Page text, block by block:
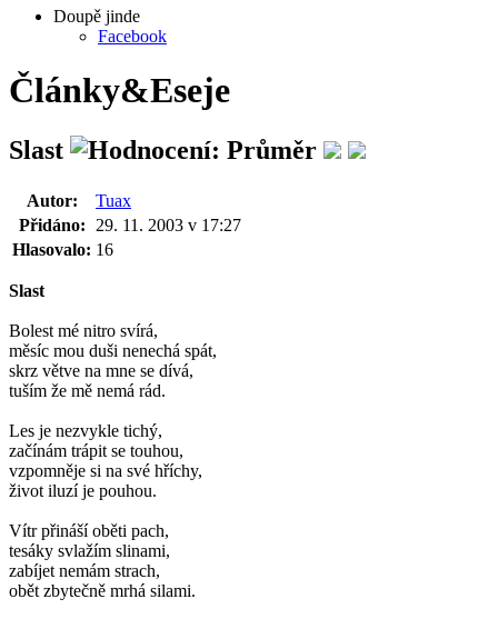
Doupě jinde
Facebook
Články&Eseje
Slast
Autor:
Tuax
Přidáno:
29. 11. 2003 v 17:27
Hlasovalo: 16
Slast
Bolest mé nitro svírá,
měsíc mou duši nenechá spát,
skrz větve na mne se dívá,
tuším že mě nemá rád.
Les je nezvykle tichý,
začínám trápit se touhou,
vzpomněje si na své hříchy,
život iluzí je pouhou.
Vítr přináší oběti pach,
tesáky svlažím slinami,
zabíjet nemám strach,
obět zbytečně mrhá silami.